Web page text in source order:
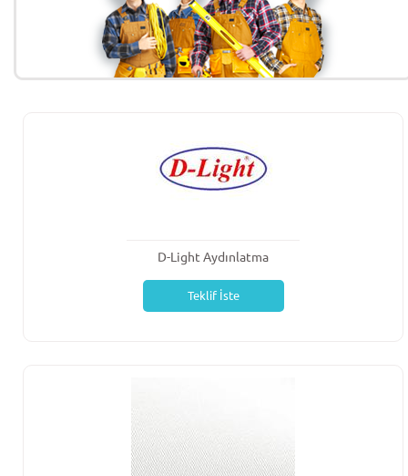
D-Light Aydınlatma
Teklif İste